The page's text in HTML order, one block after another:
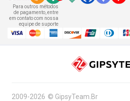
Para outros métodos
de pagamento, entre
em contato com nossa
equipe de suporte
2009-2026 © GipsyTeam.Br